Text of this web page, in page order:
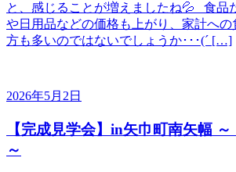
と、感じることが増えましたね💦 食品
や日用品などの価格も上がり、家計への
方も多いのではないでしょうか･･･(´ […]
2026年5月2日
【完成見学会】in矢巾町南矢幅
～